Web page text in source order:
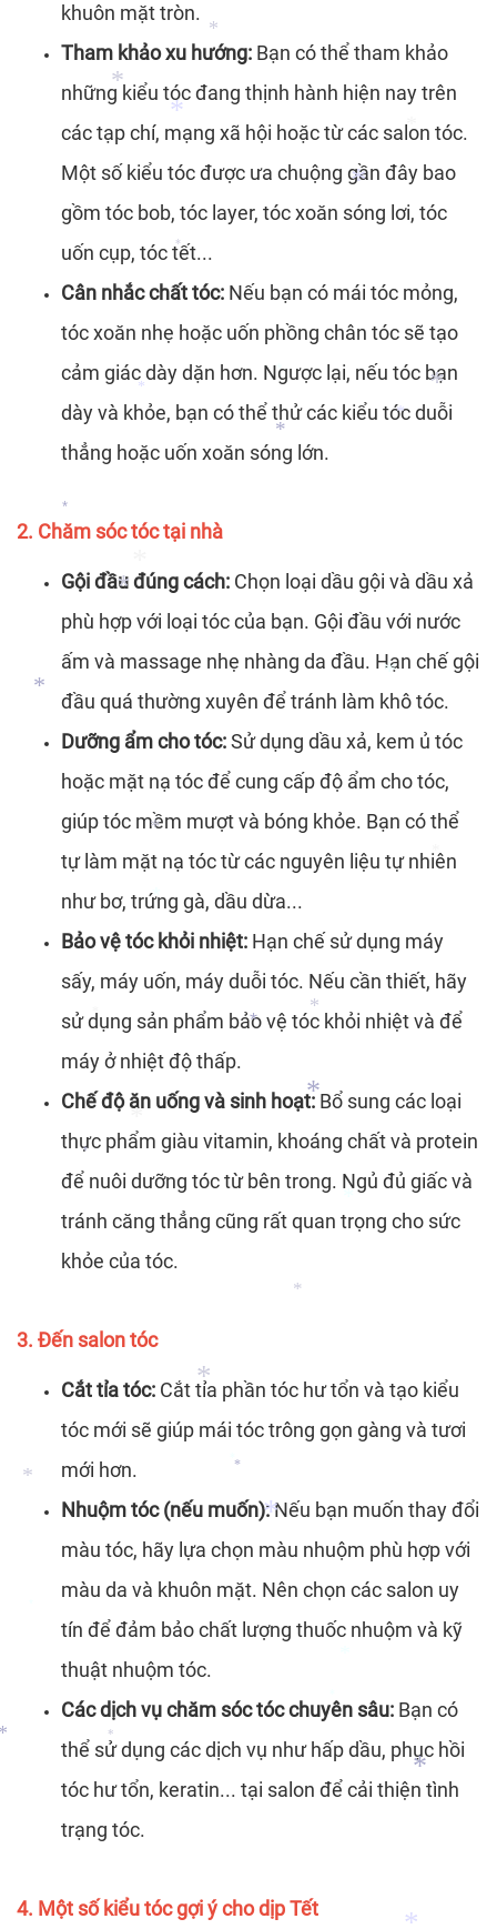
*
*
*
*
*
*
*
*
*
*
*
*
*
*
*
*
*
*
*
*
*
*
*
khuôn mặt tròn.
Tham khảo xu hướng: Bạn có thể tham khảo
những kiểu tóc đang thịnh hành hiện nay trên
các tạp chí, mạng xã hội hoặc từ các salon tóc.
Một số kiểu tóc được ưa chuộng gần đây bao
gồm tóc bob, tóc layer, tóc xoăn sóng lơi, tóc
uốn cụp, tóc tết...
Cân nhắc chất tóc: Nếu bạn có mái tóc mỏng,
tóc xoăn nhẹ hoặc uốn phồng chân tóc sẽ tạo
cảm giác dày dặn hơn. Ngược lại, nếu tóc bạn
dày và khỏe, bạn có thể thử các kiểu tóc duỗi
thẳng hoặc uốn xoăn sóng lớn.
2. Chăm sóc tóc tại nhà
Gội đầu đúng cách: Chọn loại dầu gội và dầu xả
phù hợp với loại tóc của bạn. Gội đầu với nước
ấm và massage nhẹ nhàng da đầu. Hạn chế gội
đầu quá thường xuyên để tránh làm khô tóc.
Dưỡng ẩm cho tóc:Sử dụng dầu xả, kem ủ tóc
hoặc mặt nạ tóc để cung cấp độ ẩm cho tóc,
giúp tóc mềm mượt và bóng khỏe. Bạn có thể
tự làm mặt nạ tóc từ các nguyên liệu tự nhiên
như bơ, trứng gà, dầu dừa...
Bảo vệ tóc khỏi nhiệt: Hạn chế sử dụng máy
sấy, máy uốn, máy duỗi tóc. Nếu cần thiết, hãy
sử dụng sản phẩm bảo vệ tóc khỏi nhiệt và để
máy ở nhiệt độ thấp.
Chế độ ăn uống và sinh hoạt: Bổ sung các loại
thực phẩm giàu vitamin, khoáng chất và protein
để nuôi dưỡng tóc từ bên trong. Ngủ đủ giấc và
tránh căng thẳng cũng rất quan trọng cho sức
khỏe của tóc.
3. Đến salon tóc
Cắt tỉa tóc: Cắt tỉa phần tóc hư tổn và tạo kiểu
tóc mới sẽ giúp mái tóc trông gọn gàng và tươi
mới hơn.
Nhuộm tóc (nếu muốn):Nếu bạn muốn thay đổi
màu tóc, hãy lựa chọn màu nhuộm phù hợp với
màu da và khuôn mặt. Nên chọn các salon uy
tín để đảm bảo chất lượng thuốc nhuộm và kỹ
thuật nhuộm tóc.
Các dịch vụ chăm sóc tóc chuyên sâu: Bạn có
thể sử dụng các dịch vụ như hấp dầu, phục hồi
tóc hư tổn, keratin... tại salon để cải thiện tình
trạng tóc.
4. Một số kiểu tóc gợi ý cho dịp Tết